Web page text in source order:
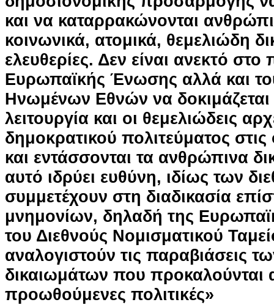
και να καταρρακώνονται
κοινωνικά, ατομικά, θεμελιώδη
ελευθερίες. Δεν είναι ανεκτό στο
Ευρωπαϊκής Ένωσης αλλά και
Ηνωμένων Εθνών να
λειτουργία και οι θεμελιώδεις
δημοκρατικού πολιτεύματος
και εντάσσονται τα ανθρώπινα
αυτό ιδρύει ευθύνη, ιδίως των
συμμετέχουν στη διαδικασία
μνημονίων, δηλαδή της
του Διεθνούς Νομισματικού
αναλογιστούν τις παραβιάσεις
δικαιωμάτων που προκαλούνται
προωθούμενες πολιτικές»